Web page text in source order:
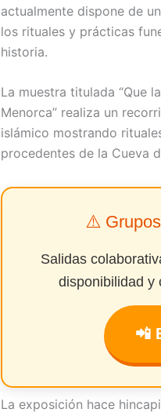
actualmente dispone de
los rituales y prácticas
historia.
La muestra titulada “Que
Menorca” realiza un
islámico mostrando
procedentes de la Cueva
⚠️
Salidas
disponibilidad y
📲
La exposición hace